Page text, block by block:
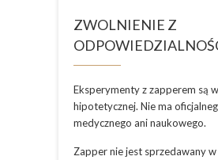
ZWOLNIENIE Z
Eksperymenty z zapperem są
hipotetycznej. Nie ma
medycznego ani naukowego.
Zapper nie jest sprzedawany w